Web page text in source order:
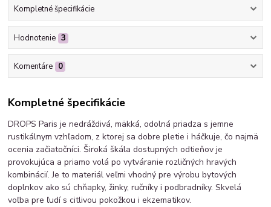
Kompletné špecifikácie
Hodnotenie 3
Komentáre 0
Kompletné špecifikácie
DROPS Paris je nedráždivá, mäkká, odolná priadza s jemne
rustikálnym vzhľadom, z ktorej sa dobre pletie i háčkuje, čo najmä
ocenia začiatočníci. Široká škála dostupných odtieňov je
provokujúca a priamo volá po vytváranie rozličných hravých
kombinácií. Je to materiál veľmi vhodný pre výrobu bytových
doplnkov ako sú chňapky, žinky, ručníky i podbradníky. Skvelá
voľba pre ľudí s citlivou pokožkou i ekzematikov.